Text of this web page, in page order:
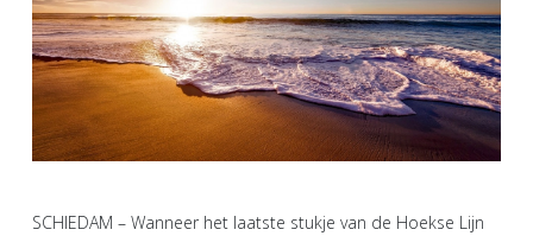
SCHIEDAM – Wanneer het laatste stukje van de Hoekse Lijn